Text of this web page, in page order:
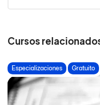
Cursos
Especializaciones Gratuito